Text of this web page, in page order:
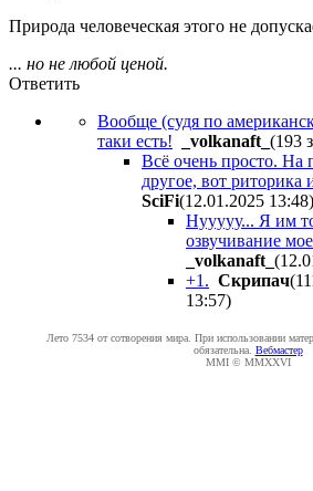
Природа человеческая этого не
... но не любой ценой.
Ответить
Вообще (судя по
таки есть!
_volkanaft_ (193
Всё очень просто. На
другое, вот риторика
SciFi(12.01.2025 13:48)
Нууууу... Я им
озвучивание
_volkanaft_
+1. Cкpипaч
13:57)
Лето 7534 от сотворения мира. При использовании
обязательна. Вебмастер
MMI © MMXXVI